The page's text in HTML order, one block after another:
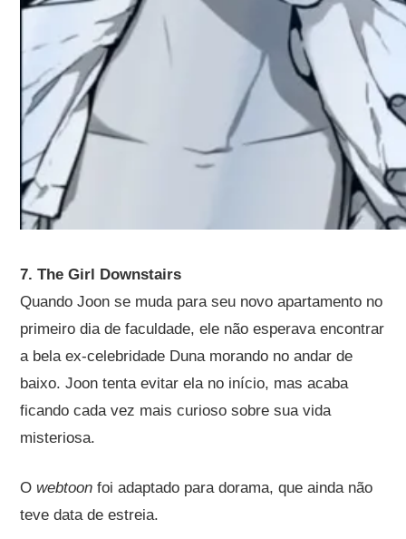
7. The Girl Downstairs
Quando Joon se muda para seu novo apartamento no
primeiro dia de faculdade, ele não esperava encontrar
a bela ex-celebridade Duna morando no andar de
baixo. Joon tenta evitar ela no início, mas acaba
ficando cada vez mais curioso sobre sua vida
misteriosa.
Owebtoon foi adaptado para dorama, que ainda não
teve data de estreia.